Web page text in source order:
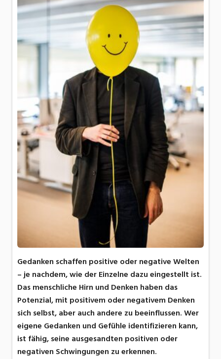
Gedanken schaffen positive oder negative Welten
– je nachdem, wie der Einzelne dazu eingestellt ist.
Das menschliche Hirn und Denken haben das
Potenzial, mit positivem oder negativem Denken
sich selbst, aber auch andere zu beeinflussen. Wer
eigene Gedanken und Gefühle identifizieren kann,
ist fähig, seine ausgesandten positiven oder
negativen Schwingungen zu erkennen.